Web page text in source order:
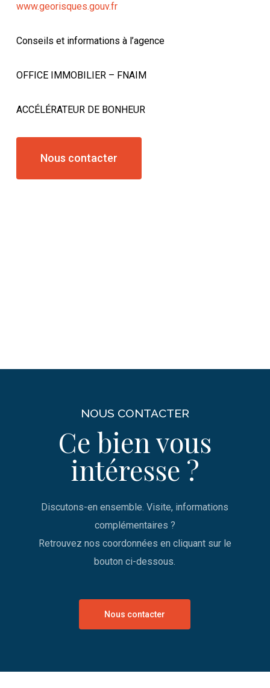
www.georisques.gouv.fr
Conseils et informations à l’agence
OFFICE IMMOBILIER – FNAIM
ACCÉLÉRATEUR DE BONHEUR
Nous contacter
NOUS CONTACTER
Ce bien vous
intéresse ?
Discutons-en ensemble. Visite, informations
complémentaires ?
Retrouvez nos coordonnées en cliquant sur le
bouton ci-dessous.
Nous contacter